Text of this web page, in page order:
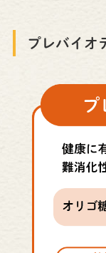
プレバイオ